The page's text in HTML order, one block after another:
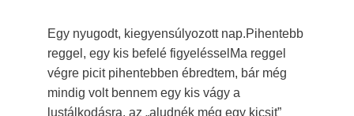
Egy nyugodt, kiegyensúlyozott nap.Pihentebb
reggel, egy kis befelé figyelésselMa reggel
végre picit pihentebben ébredtem, bár még
mindig volt bennem egy kis vágy a
lustálkodásra, az „aludnék még egy kicsit”